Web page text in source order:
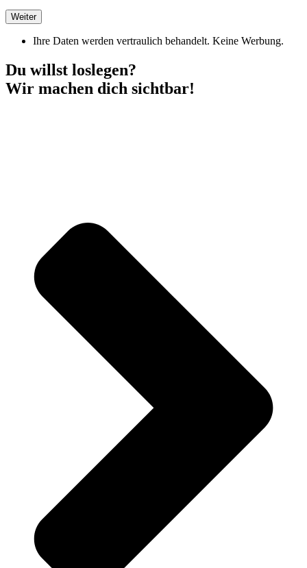
Weiter
Ihre Daten werden vertraulich behandelt. Keine Werbung.
Du willst loslegen?
Wir machen dich sichtbar!